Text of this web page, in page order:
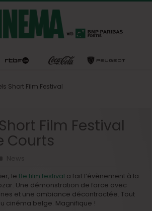
Short Film Festival
Film Festival
Courts
News
le Be film festival a fait l’évènement à la
Une démonstration de force avec
et une ambiance décontractée. Tout
cinéma belge. Magnifique !